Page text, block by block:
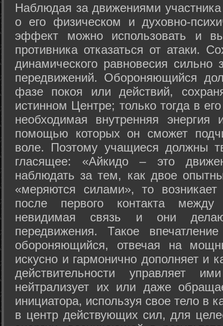
Hаблюдая за движениями
о его физическом и духовно-
эффект можно использовать и
противника отказаться от атаки.
динамического равновесия сильно
передвижений. Обороняющийся
фазе покоя или действий,
истинном Центре; только тогда в
необходимая внутренняя
помощью которых он сможет
воле. Поэтому учащиеся должны
гласящее: «Айкидо – это
наблюдать за тем, как двое
«меряются силами», то возникает
после первого контакта
невидимая связь и они
передвижения. Такое
обороняющийся, отвечая на
искусно и гармонично дополняет и
действительности управляет
нейтрализует их или даже
инициатора, используя свое тело в
в центр действующих сил, для